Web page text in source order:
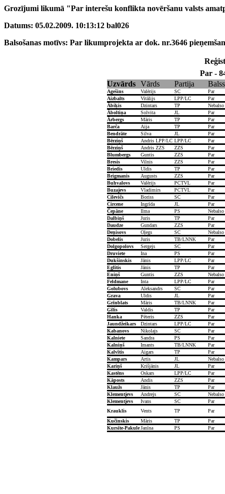
Grozījumi likumā "Par interešu konflikta novēršanu valsts
Datums: 05.02.2009. 10:13:12 bal026
Balsošanas motīvs: Par likumprojekta ar dok. nr.3646
Par -
Uzvārds
Vārds Partija Balss
Agešins Valērijs SC
Par
Aizbalts
Vitālijs LPP/LC
Par
Ābiķis
Dzintars TP
Nebalso
Āboltiņa
Solvita JL
Par
Ārbergs
Māris TP
Par
Barča
Aija TP
Par
Bendrāte
Silva JL
Par
Bērziņš
Andris LPP/LC LPP/LC
Par
Bērziņš
Andris ZZS ZZS
Par
Blumbergs
Guntis ZZS
Par
Bresis
Vilnis ZZS
Par
Briedis
Uldis TP
Par
Brigmanis
Augusts ZZS
Par
Buhvalovs
Valērijs PCTVL
Par
Buzajevs
Vladimirs PCTVL
Par
Cilevičs
Boriss SC
Par
Circene
Ingrīda JL
Par
Čepāne
Ilma PS
Nebalso
Dalbiņš
Juris TP
Par
Daudze
Gundars ZZS
Par
Deņisovs
Oļegs SC
Nebalso
Dobelis
Juris TB/LNNK
Par
Dolgopolovs
Sergejs SC
Par
Druviete
Ina PS
Par
Dukšinskis
Jānis LPP/LC
Par
Eglītis
Jānis TP
Par
Eniņš
Guntis ZZS
Nebalso
Feldmane
Inta LPP/LC
Par
Golubovs
Aleksandrs SC
Par
Grava
Uldis JL
Par
Grīnblats
Māris TB/LNNK
Par
Ģīlis
Valdis TP
Par
Hanka
Pēteris ZZS
Par
Jaundžeikars
Dzintars LPP/LC
Par
Kabanovs
Nikolajs SC
Par
Kalniete
Sandra PS
Par
Kalniņš
Imants TB/LNNK
Par
Kalvītis
Aigars TP
Par
Kampars
Artis JL
Nebalso
Kariņš
Krišjānis JL
Par
Kastēns
Oskars LPP/LC
Par
Kāposts
Andis ZZS
Par
Klaužs
Jānis TP
Par
Klementjevs
Andrejs SC
Nebalso
Klementjevs
Ivans SC
Par
Krauklis
Vents TP
Par
Kučinskis
Māris TP
Par
Kursīte-Pakule Janīna PS Par